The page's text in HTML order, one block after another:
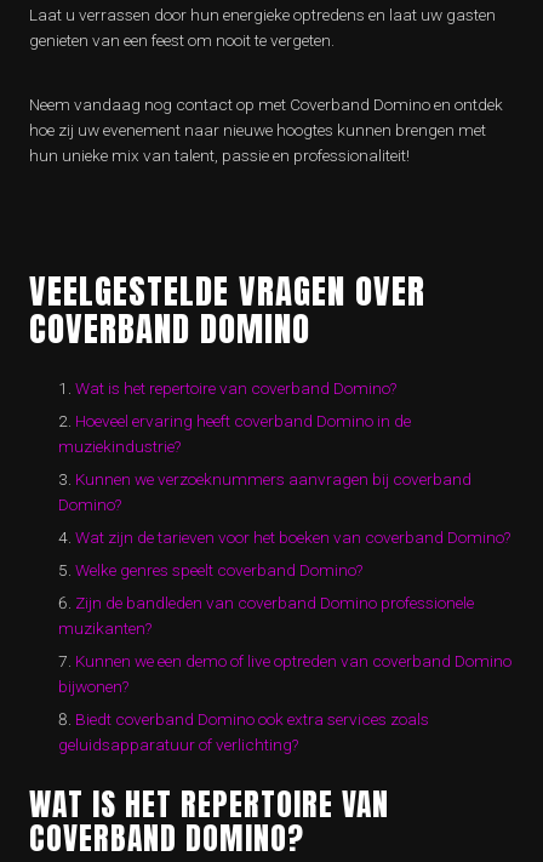
Laat u verrassen door hun energieke optredens en laat uw gasten
genieten van een feest om nooit te vergeten.
Neem vandaag nog contact op met Coverband Domino en ontdek
hoe zij uw evenement naar nieuwe hoogtes kunnen brengen met
hun unieke mix van talent, passie en professionaliteit!
VEELGESTELDE VRAGEN OVER
COVERBAND DOMINO
Wat is het repertoire van coverband Domino?
Hoeveel ervaring heeft coverband Domino in de
muziekindustrie?
Kunnen we verzoeknummers aanvragen bij coverband
Domino?
Wat zijn de tarieven voor het boeken van coverband Domino?
Welke genres speelt coverband Domino?
Zijn de bandleden van coverband Domino professionele
muzikanten?
Kunnen we een demo of live optreden van coverband Domino
bijwonen?
Biedt coverband Domino ook extra services zoals
geluidsapparatuur of verlichting?
WAT IS HET REPERTOIRE VAN
COVERBAND DOMINO?